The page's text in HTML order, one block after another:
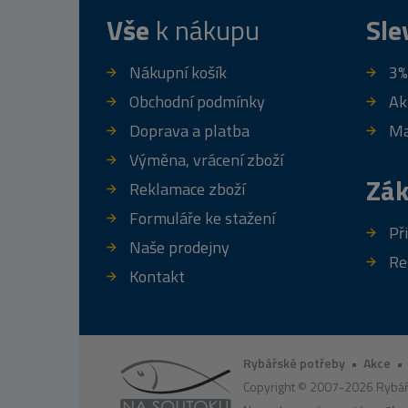
Vše k nákupu
Nákupní košík
Obchodní podmínky
Doprava a platba
Výměna, vrácení zboží
Reklamace zboží
Formuláře ke stažení
Naše prodejny
Kontakt
Rybářské potřeby • Akce •
Copyright © 2007-2026